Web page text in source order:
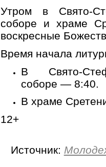
Утром в Свято-
соборе и храме
воскресные
Время начала
В Свято-
соборе — 8:40.
В храме
12+
Источник: